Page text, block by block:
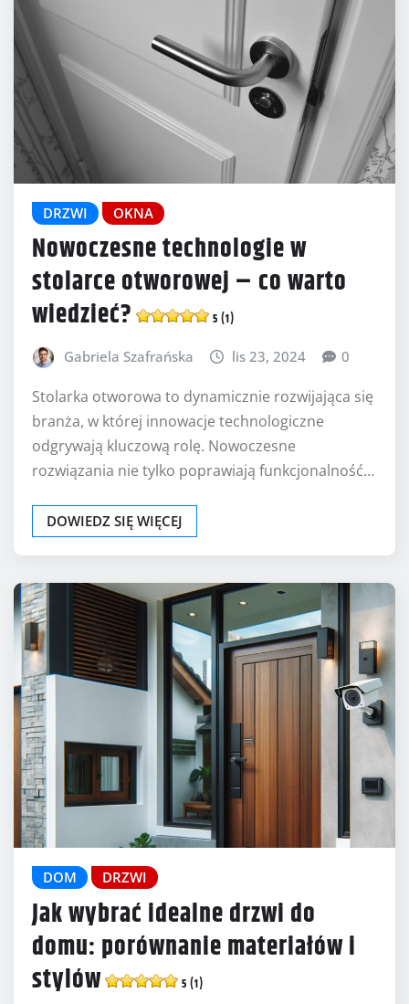
DRZWI OKNA
Nowoczesne technologie w
stolarce otworowej – co warto
wiedzieć?
5 (1)
Gabriela Szafrańska lis 23, 2024 0
Stolarka otworowa to dynamicznie rozwijająca się
branża, w której innowacje technologiczne
odgrywają kluczową rolę. Nowoczesne
rozwiązania nie tylko poprawiają funkcjonalność…
DOWIEDZ SIĘ WIĘCEJ
DOM DRZWI
Jak wybrać idealne drzwi do
domu: porównanie materiałów i
stylów
5 (1)